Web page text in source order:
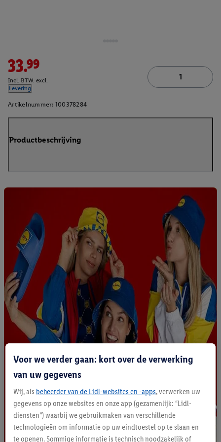
33.99
Incl. BTW. excl.
Levering
Artikelnummer: 100378284
Productbeschrijving
Voor we verder gaan: kort over de verwerking
van uw gegevens
Wij, als beheerder van de Lidl-websites en -apps, verwerken uw
gegevens op onze websites en onze app (gezamenlijk: “Lidl-
diensten”) waarbij we gebruikmaken van verschillende
technologieën om informatie op uw eindtoestel op te slaan en
te openen. Sommige informatie is technisch noodzakelijk of